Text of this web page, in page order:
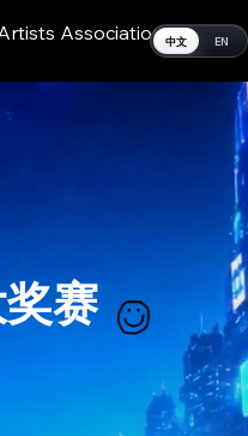
中文 EN
赛